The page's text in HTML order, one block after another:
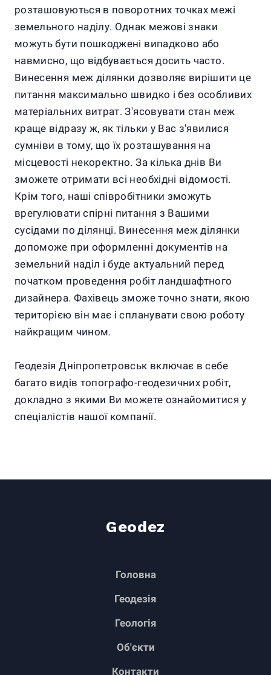
розташовуються в поворотних точках межі
земельного наділу. Однак межові знаки
можуть бути пошкоджені випадково або
навмисно, що відбувається досить часто.
Винесення меж ділянки дозволяє вирішити це
питання максимально швидко і без особливих
матеріальних витрат. З'ясовувати стан меж
краще відразу ж, як тільки у Вас з'явилися
сумніви в тому, що їх розташування на
місцевості некоректно. За кілька днів Ви
зможете отримати всі необхідні відомості.
Крім того, наші співробітники зможуть
врегулювати спірні питання з Вашими
сусідами по ділянці. Винесення меж ділянки
допоможе при оформленні документів на
земельний наділ і буде актуальний перед
початком проведення робіт ландшафтного
дизайнера. Фахівець зможе точно знати, якою
територією він має і спланувати свою роботу
найкращим чином.
Геодезія Дніпропетровськ включає в себе
багато видів топографо-геодезичних робіт,
докладно з якими Ви можете ознайомитися у
спеціалістів нашої компанії.
Geodez
Головна
Геодезія
Геологія
Об'єкти
Контакти